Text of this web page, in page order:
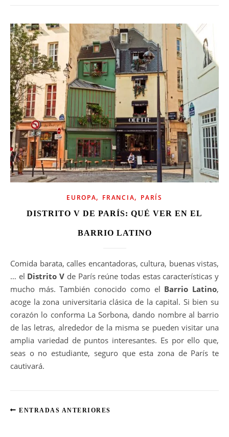
EUROPA, FRANCIA, PARÍS
DISTRITO V DE PARÍS: QUÉ VER EN EL
BARRIO LATINO
Comida barata, calles encantadoras, cultura, buenas vistas,
… el Distrito V de París reúne todas estas características y
mucho más. También conocido como el Barrio Latino,
acoge la zona universitaria clásica de la capital. Si bien su
corazón lo conforma La Sorbona, dando nombre al barrio
de las letras, alrededor de la misma se pueden visitar una
amplia variedad de puntos interesantes. Es por ello que,
seas o no estudiante, seguro que esta zona de París te
cautivará.
ENTRADAS ANTERIORES